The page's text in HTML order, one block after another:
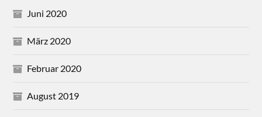
Juni 2020
März 2020
Februar 2020
August 2019